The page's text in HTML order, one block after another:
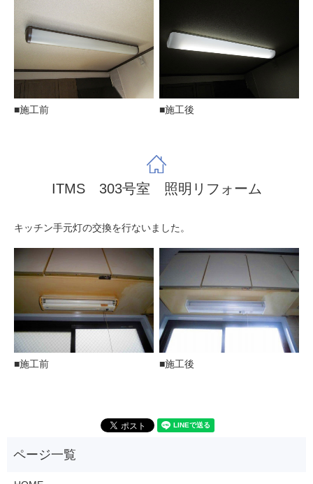
■施工前 ■施工後
ITMS 303号室 照明リフォーム
キッチン手元灯の交換を行ないました。
■施工前 ■施工後